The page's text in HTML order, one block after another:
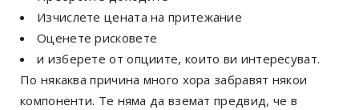
Изчислете цената на притежание
Оценете рисковете
и изберете от опциите, които ви интересуват.
По някаква причина много хора забравят някои
компоненти. Те няма да вземат предвид, че в